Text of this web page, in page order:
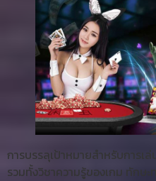
การบรรลุเป้าหมายสำหรับการเล่
รวมทั้งวิชาความรู้ของเกม ทักษ